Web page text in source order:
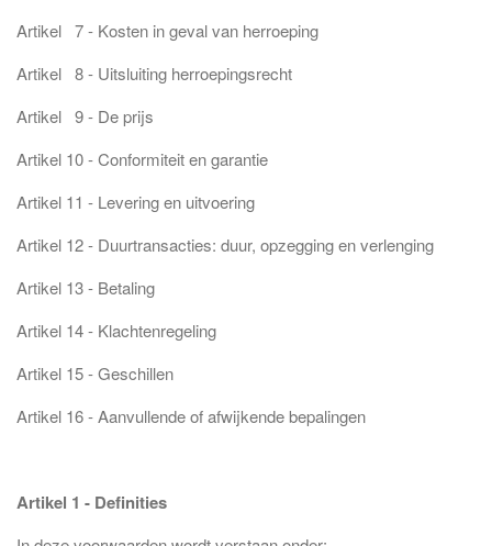
Artikel 7 - Kosten in geval van herroeping
Artikel 8 - Uitsluiting herroepingsrecht
Artikel 9 - De prijs
Artikel 10 - Conformiteit en garantie
Artikel 11 - Levering en uitvoering
Artikel 12 - Duurtransacties: duur, opzegging en verlenging
Artikel 13 - Betaling
Artikel 14 - Klachtenregeling
Artikel 15 - Geschillen
Artikel 16 - Aanvullende of afwijkende bepalingen
Artikel 1 - Definities